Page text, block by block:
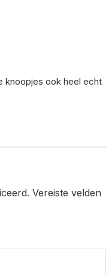
knoopjes ook heel echt
Vereiste velden